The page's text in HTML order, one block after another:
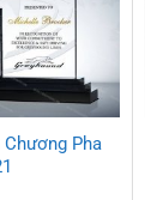
Chương Pha